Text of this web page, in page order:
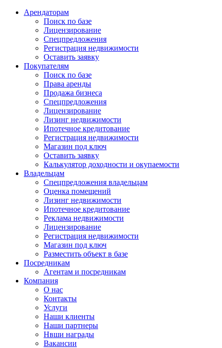
Арендаторам
Поиск по базе
Лицензирование
Спецпредложения
Регистрация недвижимости
Оставить заявку
Покупателям
Поиск по базе
Права аренды
Продажа бизнеса
Спецпредложения
Лицензирование
Лизинг недвижимости
Ипотечное кредитование
Регистрация недвижимости
Магазин под ключ
Оставить заявку
Калькулятор доходности и окупаемости
Владельцам
Спецпредложения владельцам
Оценка помещений
Лизинг недвижимости
Ипотечное кредитование
Реклама недвижимости
Лицензирование
Регистрация недвижимости
Магазин под ключ
Разместить объект в базе
Посредникам
Агентам и посредникам
Компания
О нас
Контакты
Услуги
Наши клиенты
Наши партнеры
Нвши награды
Вакансии